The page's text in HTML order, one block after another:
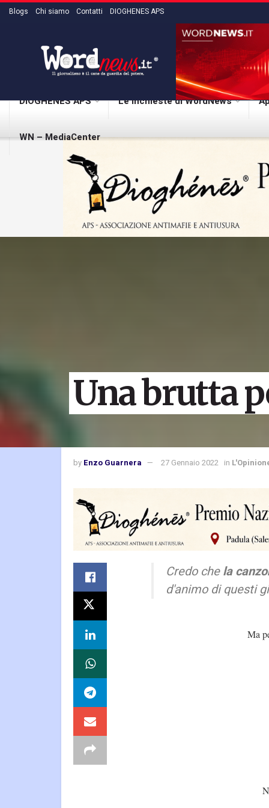
Blogs Chi siamo Contatti DIOGHENES APS
DIOGHENES APS Le inchieste di WordNews
WN – MediaCenter
Una brutta
by Enzo Guarnera 27 Gennaio 2022 in
Credo chela
d'animo di questi
Ma